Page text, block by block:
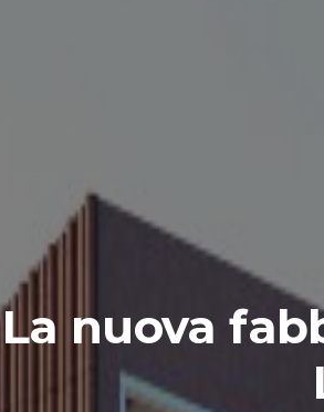
La nuova